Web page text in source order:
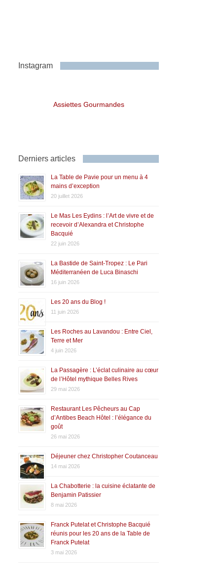
Instagram
Assiettes Gourmandes
Derniers articles
La Table de Pavie pour un menu à 4
mains d’exception
20 juillet 2026
Le Mas Les Eydins : l’Art de vivre et de
recevoir d’Alexandra et Christophe
Bacquié
22 juin 2026
La Bastide de Saint-Tropez : Le Pari
Méditerranéen de Luca Binaschi
16 juin 2026
Les 20 ans du Blog !
11 juin 2026
Les Roches au Lavandou : Entre Ciel,
Terre et Mer
4 juin 2026
La Passagère : L’éclat culinaire au cœur
de l’Hôtel mythique Belles Rives
29 mai 2026
Restaurant Les Pêcheurs au Cap
d’Antibes Beach Hôtel : l’élégance du
goût
26 mai 2026
Déjeuner chez Christopher Coutanceau
14 mai 2026
La Chabotterie : la cuisine éclatante de
Benjamin Patissier
8 mai 2026
Franck Putelat et Christophe Bacquié
réunis pour les 20 ans de la Table de
Franck Putelat
3 mai 2026